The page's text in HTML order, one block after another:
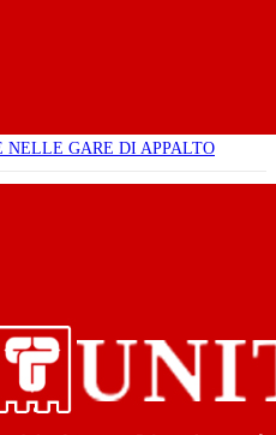
NELLE GARE DI APPALTO